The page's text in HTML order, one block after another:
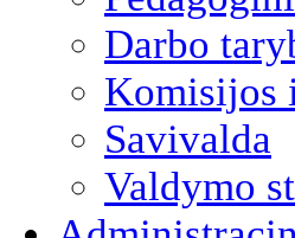
Darbo
Komisijos
Savivalda
Valdymo